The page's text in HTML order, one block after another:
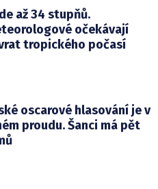
až 34 stupňů.
očekávají
tropického počasí
oscarové hlasování je v
proudu. Šanci má pět